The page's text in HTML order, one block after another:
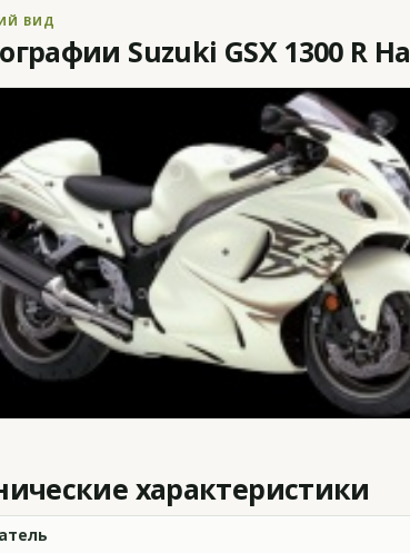
ВИД
Suzuki GSX 1300 R
характеристики